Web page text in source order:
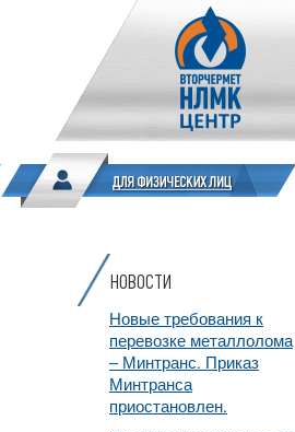
НОВОСТИ
Новые требования к
перевозке металлолома
– Минтранс. Приказ
Минтранса
приостановлен.